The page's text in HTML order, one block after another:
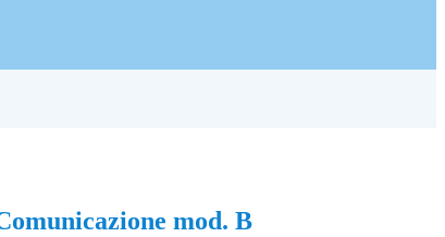
mod. B